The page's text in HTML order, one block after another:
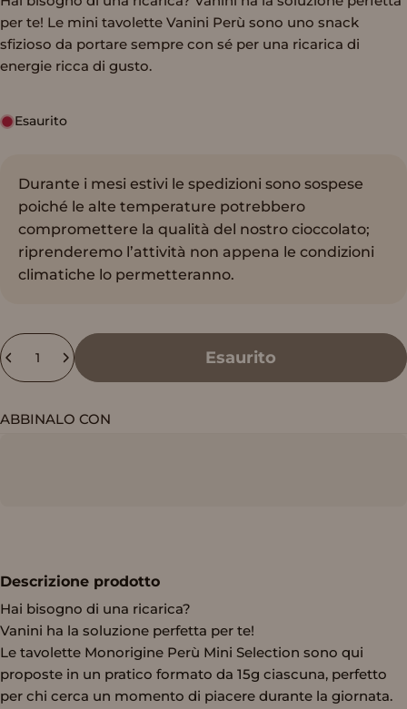
per te! Le mini tavolette Vanini Perù sono uno snack
sfizioso da portare sempre con sé per una ricarica di
energie ricca di gusto.
Esaurito
Durante i mesi estivi le spedizioni sono sospese
poiché le alte temperature potrebbero
compromettere la qualità del nostro cioccolato;
riprenderemo l’attività non appena le condizioni
climatiche lo permetteranno.
Quantità
Esaurito
ABBINALO CON
Descrizione prodotto
Hai bisogno di una ricarica?
Vanini ha la soluzione perfetta per te!
Le tavolette Monorigine Perù Mini Selection sono qui
proposte in un pratico formato da 15g ciascuna, perfetto
per chi cerca un momento di piacere durante la giornata.